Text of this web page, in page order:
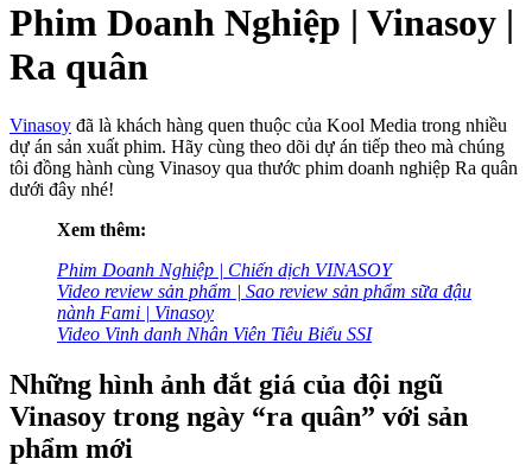
Phim Doanh Nghiệp | Vinasoy |
Ra quân
Vinasoy đã là khách hàng quen thuộc của Kool Media trong nhiều
dự án sản xuất phim. Hãy cùng theo dõi dự án tiếp theo mà chúng
tôi đồng hành cùng Vinasoy qua thước phim doanh nghiệp Ra quân
dưới đây nhé!
Xem thêm:
Phim Doanh Nghiệp | Chiến dịch VINASOY
Video review sản phẩm | Sao review sản phẩm sữa đậu
nành Fami | Vinasoy
Video Vinh danh Nhân Viên Tiêu Biểu SSI
Những hình ảnh đắt giá của đội ngũ
Vinasoy trong ngày “ra quân” với sản
phẩm mới